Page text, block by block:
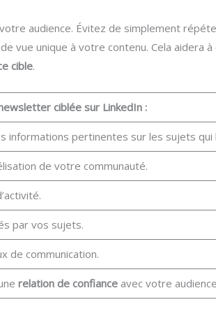
audience. Évitez de simplement
vue unique à votre contenu. Cela aidera
cible.
ciblée sur LinkedIn :
informations pertinentes sur les sujets qui
de votre communauté.
par vos sujets.
de communication.
relation de confianceavec votre